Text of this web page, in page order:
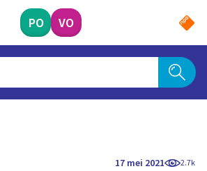
PO VO
17 mei 2021 2.7k